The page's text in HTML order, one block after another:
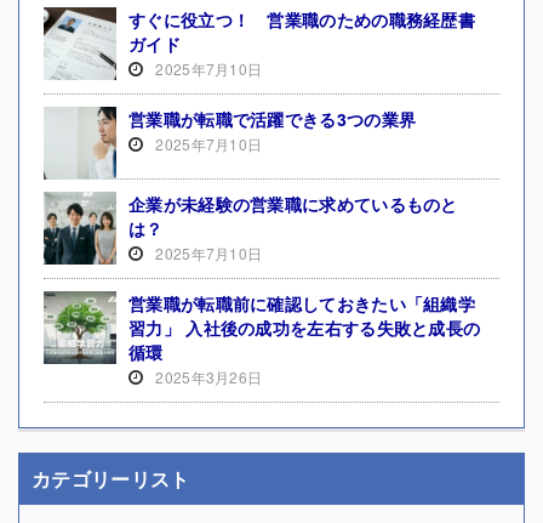
すぐに役立つ！ 営業職のための職務経歴書
ガイド
2025年7月10日
営業職が転職で活躍できる3つの業界
2025年7月10日
企業が未経験の営業職に求めているものと
は？
2025年7月10日
営業職が転職前に確認しておきたい「組織学
習力」 入社後の成功を左右する失敗と成長の
循環
2025年3月26日
カテゴリーリスト